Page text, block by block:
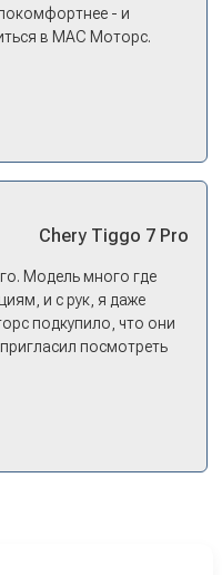
- и
в МАС Моторс.
Прям не
в трейд-ин
Chery Tiggo 7 Pro
Модель много где
и с рук, я даже
подкупило, что они
посмотреть
в салон - и в тот
но довольны! Все